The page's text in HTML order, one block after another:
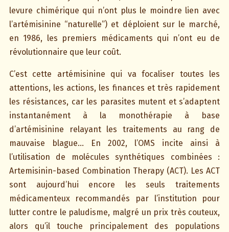
levure chimérique qui n’ont plus le moindre lien avec
l’artémisinine “naturelle”) et déploient sur le marché,
en 1986, les premiers médicaments qui n’ont eu de
révolutionnaire que leur coût.
C’est cette artémisinine qui va focaliser toutes les
attentions, les actions, les finances et très rapidement
les résistances, car les parasites mutent et s’adaptent
instantanément à la monothérapie à base
d’artémisinine relayant les traitements au rang de
mauvaise blague… En 2002, l’OMS incite ainsi à
l’utilisation de molécules synthétiques combinées :
Artemisinin-based Combination Therapy (ACT). Les ACT
sont aujourd’hui encore les seuls traitements
médicamenteux recommandés par l’institution pour
lutter contre le paludisme, malgré un prix très couteux,
alors qu’il touche principalement des populations